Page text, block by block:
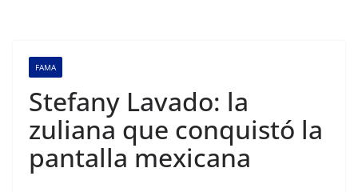
FAMA
Stefany Lavado: la
zuliana que conquistó la
pantalla mexicana